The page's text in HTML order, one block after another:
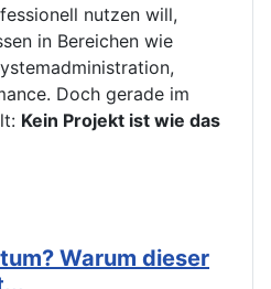
nutzen will,
in Bereichen wie
Doch gerade im
Kein Projekt ist wie das
Warum dieser